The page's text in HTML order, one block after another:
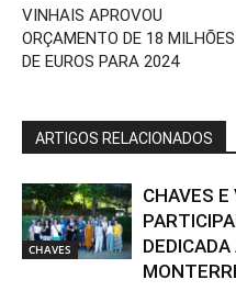
VINHAIS APROVOU
ORÇAMENTO DE 18 MILHÕES
DE EUROS PARA 2024
ARTIGOS RELACIONADOS
CHAVES
CHAVES E
DEDICADA